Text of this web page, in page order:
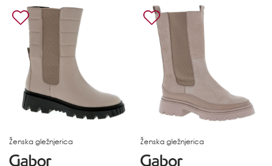
Ženska gležnjerica Ženska gležnjerica